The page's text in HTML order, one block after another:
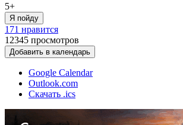
5+
Я пойду
171 нравится
12345 просмотров
Добавить в календарь
Google Calendar
Outlook.com
Скачать .ics